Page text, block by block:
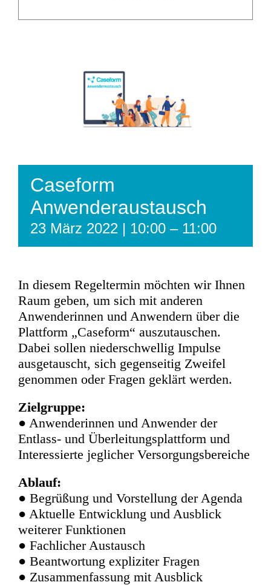
Caseform
Anwenderaustausch
23 März 2022 | 10:00 – 11:00
In diesem Regeltermin möchten wir Ihnen
Raum geben, um sich mit anderen
Anwenderinnen und Anwendern über die
Plattform „Caseform“ auszutauschen.
Dabei sollen niederschwellig Impulse
ausgetauscht, sich gegenseitig Zweifel
genommen oder Fragen geklärt werden.
Zielgruppe:
● Anwenderinnen und Anwender der
Entlass- und Überleitungsplattform und
Interessierte jeglicher Versorgungsbereiche
Ablauf:
● Begrüßung und Vorstellung der Agenda
● Aktuelle Entwicklung und Ausblick
weiterer Funktionen
● Fachlicher Austausch
● Beantwortung expliziter Fragen
● Zusammenfassung mit Ausblick